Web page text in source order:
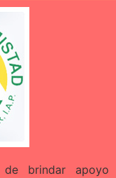
de brindar apoyo